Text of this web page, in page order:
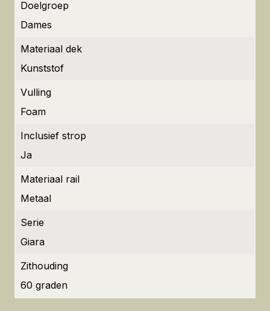
Doelgroep
Dames
Materiaal dek
Kunststof
Vulling
Foam
Inclusief strop
Ja
Materiaal rail
Metaal
Serie
Giara
Zithouding
60 graden